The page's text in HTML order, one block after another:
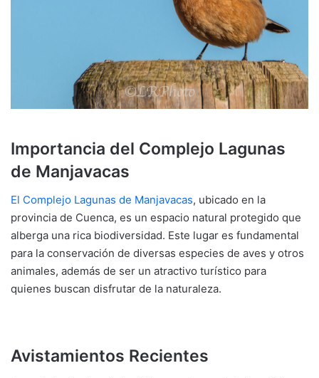
Importancia del Complejo Lagunas
de Manjavacas
El Complejo Lagunas de Manjavacas, ubicado en la
provincia de Cuenca, es un espacio natural protegido que
alberga una rica biodiversidad. Este lugar es fundamental
para la conservación de diversas especies de aves y otros
animales, además de ser un atractivo turístico para
quienes buscan disfrutar de la naturaleza.
Avistamientos Recientes